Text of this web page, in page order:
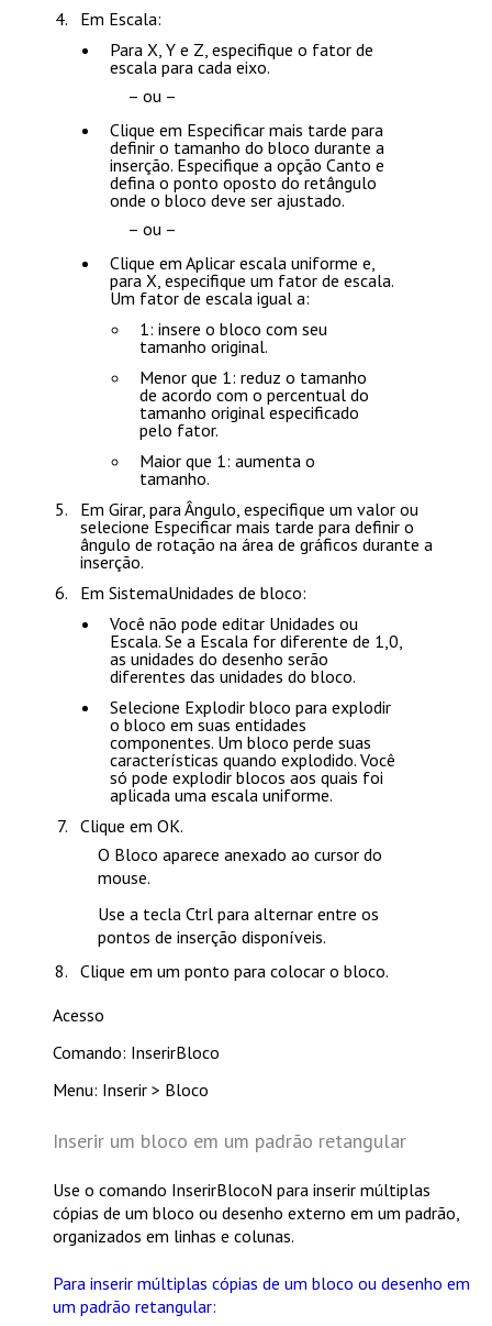
Em Escala:
Para X ,Y e Z , especifique o fator de
escala para cada eixo.
– ou –
Clique em Especificar mais tarde para
definir o tamanho do bloco durante a
inserção. Especifique a opçãoCanto e
defina o ponto oposto do retângulo
onde o bloco deve ser ajustado.
– ou –
Clique emAplicar escala uniforme e,
para X , especifique um fator de escala.
Um fator de escala igual a:
1: insere o bloco com seu
tamanho original.
Menor que 1: reduz o tamanho
de acordo com o percentual do
tamanho original especificado
pelo fator.
Maior que 1: aumenta o
tamanho.
EmGirar, paraÂngulo , especifique um valor ou
selecioneEspecificar mais tarde para definir o
ângulo de rotação na área de gráficos durante a
inserção.
EmSistemaUnidades de bloco:
Você não pode editar Unidades ou
Escala. Se a Escala for diferente de 1,0,
as unidades do desenho serão
diferentes das unidades do bloco.
Selecione Explodir bloco para explodir
o bloco em suas entidades
componentes. Um bloco perde suas
características quando explodido. Você
só pode explodir blocos aos quais foi
aplicada uma escala uniforme.
Clique emOK.
O Bloco aparece anexado ao cursor do
mouse.
Use a teclaCtrl para alternar entre os
pontos de inserção disponíveis.
Clique em um ponto para colocar o bloco.
Acesso
Comando: InserirBloco
Menu: Inserir > Bloco
Inserir um bloco em um padrão retangular
Use o comando InserirBlocoN para inserir múltiplas
cópias de um bloco ou desenho externo em um padrão,
organizados em linhas e colunas.
Para inserir múltiplas cópias de um bloco ou desenho em
um padrão retangular: